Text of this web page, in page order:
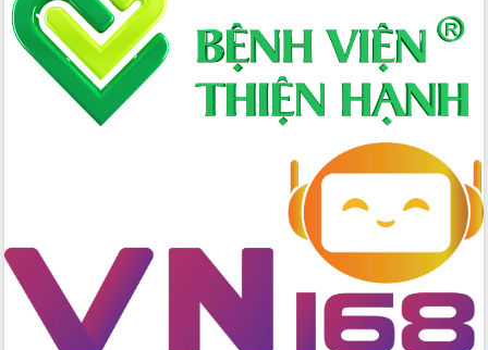
sống người dân từ những mô hình thiết
thực
Quyết liệt tháo gỡ vướng mắc, đẩy
nhanh tiến độ các dự án trọng điểm
trong Khu kinh tế Nam Phú Yên
Hòn Yến phát triển du lịch gắn với bảo
Phát động chiến dịch 30 ngày đêm
giải phóng mặt bằng Tuyến đường bộ
ven biển
Đắk Lắk nỗ lực thúc đẩy tăng trưởng
kinh tế từ 10% trở lên trong Quý